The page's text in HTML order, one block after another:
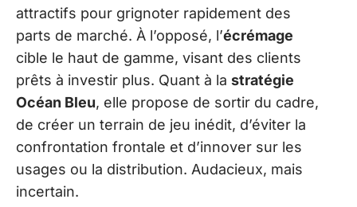
attractifs pour grignoter rapidement des
parts de marché. À l’opposé, l’écrémage
cible le haut de gamme, visant des clients
prêts à investir plus. Quant à la stratégie
Océan Bleu, elle propose de sortir du cadre,
de créer un terrain de jeu inédit, d’éviter la
confrontation frontale et d’innover sur les
usages ou la distribution. Audacieux, mais
incertain.